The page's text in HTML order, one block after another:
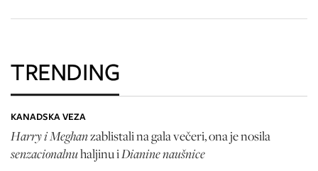
TRENDING
KANADSKA VEZA
Harry i Meghanzablistali na gala večeri, ona je nosila
senzacionalnuhaljinu iDianine naušnice